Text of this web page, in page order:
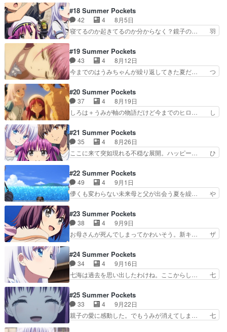
結するんか？このおじいちゃ… うみちゃんの腋だ
あああああああああああ！… ・あ～そこに繋がる
のかって感じ※アニメツ…
てんだ～じいさんうみちゃんの秘密は… 別れ際に
好きになりましたってね、こういう… しろはちゃ
ん可愛すぎ！！！大人しくて儚げ… やぁやぁやぁ
やぁやぁやぁひひひひひひひひ… しろはちゃんル
れで終わり？メイン… 最後まで地味というか無難
というかオーソド… 羽依里は夏鳥の儀をしろはの
側で見守らせて…
#18 Summer Pockets
42 4
8月5日
寝てるのか起きてるのか分からなく？鏡子の… 羽
めたアニメを消化していくおそらく最… エンドレ
スなんとかですね分かりますラスボ… うみちゃん
が元気になってよかったですよ。… おいおいおい
おいおいおいおいおいおいおい… 岬鏡子は姪のう
ンドになったと思ったが、… 次は幼女（うみちゃ
ん）√なのか…。いちい… うみちゃん、なんかル
ートごとにキャラ違う…
#19 Summer Pockets
43 4
8月12日
今までのはうみちゃんが繰り返してきた夏だ… つ
うみはしろはにお母さんはおしまいと言… 急に話
が重要なところに入って大混乱してる… 後はまぁ
前回の予想に近かったなぁ。しかし… 原作未履修
だけど情報出しが丁寧なのでさす… 蒼のエサはエ
しまった。まだ続きがあるの… 終盤に差し掛かる
につれ、物語が複雑になっ… 想像の何十倍もおも
しろい。なんで原作スル…
#20 Summer Pockets
37 4
8月19日
しろは＋うみが軸の物語だけど今までのヒロ… し
里はしろはのじいさんに水中格闘技で勝… 読めて
たのが読めなくなるうみ..ループし… ただまぁ展
開自体は少し変わってくるのかな… 悲しいときに
読む手紙ぼっちしろはボケたぞ… しろはの言動理
ろはの子供だった。で自分… うみちゃんの願いを
叶えて上げようと、周り… これなんてCLAN…も
とい人生。話運びと…
#21 Summer Pockets
35 4
8月26日
ここに来て突如現れる不穏な展開。ハッピー… ひ
うみちゃんが乗ってる助かった…しろは… しろは
ルートであれば悪い未来を回避したこ… ボッチに
膨れるしろは笑ボッチにさせない発… うみちゃん
がいよいよ危ういな〜あとしろは… 原作未プレイ
かったわ。うみのこと忘れて… 続・これなんて
CLAN…もとい人生。ハッ… “蝶番の契り”で仮の
夫婦となる羽依里とし…
#22 Summer Pockets
49 4
9月1日
儚くも変わらない未来母と父が出会う夏を繰… や
ター9(本編4回目)動員数見込み、箱… 公開記念舞
台挨拶付き上映あと少し、大切に… 何というか
Keyが得意そうな展開になって… ハマりましたア
ニオタです⊂((・x・))… どうしてお泊まりしたん
る！！！絶対叡智… Aパートから泣き過ぎて、も
う感情ぐちゃぐ… 羽依里が目を覚ますと隣にはし
ろはが寝てい…
#23 Summer Pockets
38 4
9月9日
お母さんが死んでしまってかわいそう。新キ… ザ
ああああああああ！！！！！ ロリしろ… どう見
ても訳アリのキャラだけど、七海の飄… ここから
は羽未が転生して七海として生活し… ここにきて
話が変わってきたな！！なんかワ… 最終章、
七海は気付くと鳴瀬家の鶏… しろはが能力発動し
ないようにしろはの過去… ブログを更新しまし
た!!宜しければ、是非…
#24 Summer Pockets
34 4
9月16日
七海は過去を思い出したわけね。ここからし… 七
ゃあ、幼いしろはに取っては両親の死を… 最初の
で終わってれば良かったけどもあるか… ヤーハ
ン、おめでとう。のこされたもののか… 七海はど
ういう人なの？ザーサンをキレさせ… 七海には瞳
#25 Summer Pockets
33 4
9月22日
親子の愛に感動した。でもうみが消えてしま… 七